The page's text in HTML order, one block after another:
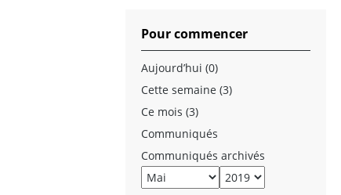
Pour commencer
Aujourd’hui (0)
Cette semaine (3)
Ce mois (3)
Communiqués
Communiqués archivés